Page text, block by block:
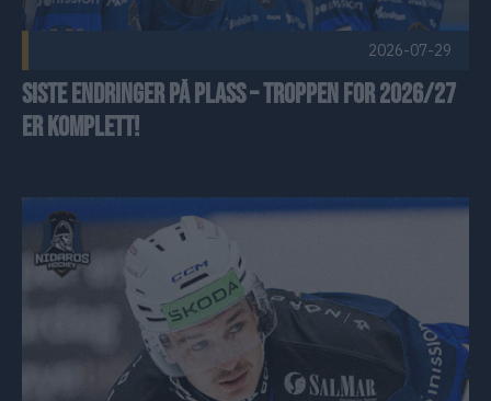
2026-07-29
Siste endringer på plass – troppen for 2026/27
er komplett!
Ole Christian legger skøytene på hylla Publisert 2026-07-26